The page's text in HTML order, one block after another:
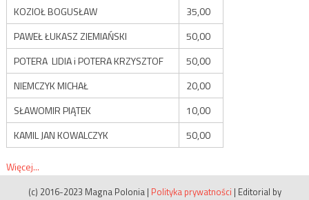
KOZIOŁ BOGUSŁAW
35,00
PAWEŁ ŁUKASZ ZIEMIAŃSKI
50,00
POTERA LIDIA i POTERA KRZYSZTOF
50,00
NIEMCZYK MICHAŁ
20,00
SŁAWOMIR PIĄTEK
10,00
KAMIL JAN KOWALCZYK
50,00
Więcej...
(c) 2016-2023 Magna Polonia | Polityka prywatności | Editorial by